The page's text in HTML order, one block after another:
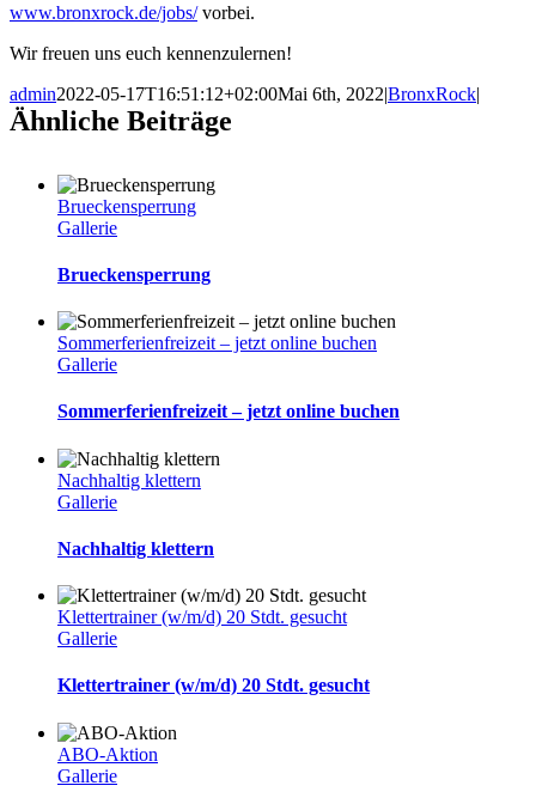
www.bronxrock.de/jobs/vorbei.
Wir freuen uns euch kennenzulernen!
admin2022-05-17T16:51:12+02:00Mai 6th, 2022|BronxRock|
Ähnliche Beiträge
Brueckensperrung
Gallerie
Brueckensperrung
Sommerferienfreizeit – jetzt online buchen
Gallerie
Sommerferienfreizeit – jetzt online buchen
Nachhaltig klettern
Gallerie
Nachhaltig klettern
Klettertrainer (w/m/d) 20 Stdt. gesucht
Gallerie
Klettertrainer (w/m/d) 20 Stdt. gesucht
ABO-Aktion
Gallerie